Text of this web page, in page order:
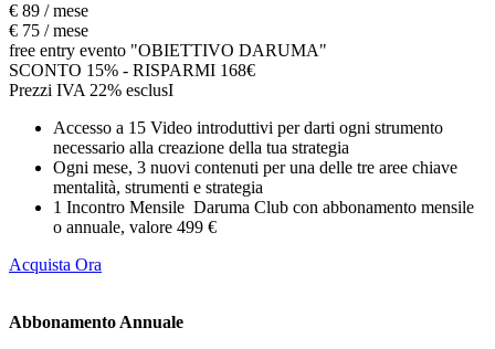
€ 89 / mese
€ 75 / mese
free entry evento "OBIETTIVO DARUMA"
SCONTO 15% - RISPARMI 168€
Prezzi IVA 22% esclusI
Accesso a 15 Video introduttivi per darti ogni strumento
necessario alla creazione della tua strategia
Ogni mese, 3 nuovi contenuti per una delle tre aree chiave
mentalità, strumenti e strategia
1 Incontro Mensile Daruma Club con abbonamento mensile
o annuale, valore 499 €
Acquista Ora
Abbonamento Annuale